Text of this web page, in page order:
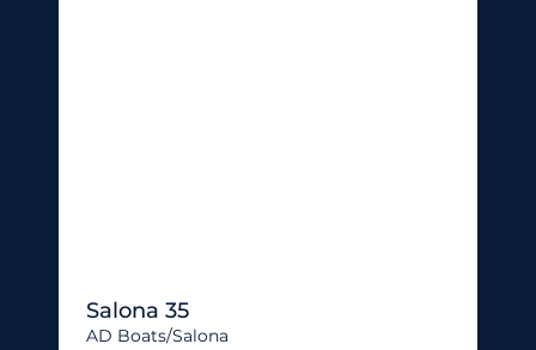
Salona 35
AD Boats/salona